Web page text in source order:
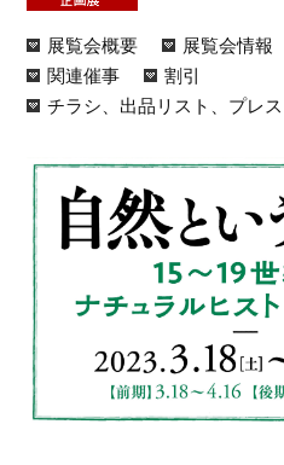
展覧会概要 展覧会情報
関連催事
割引
チラシ、出品リスト、プレ